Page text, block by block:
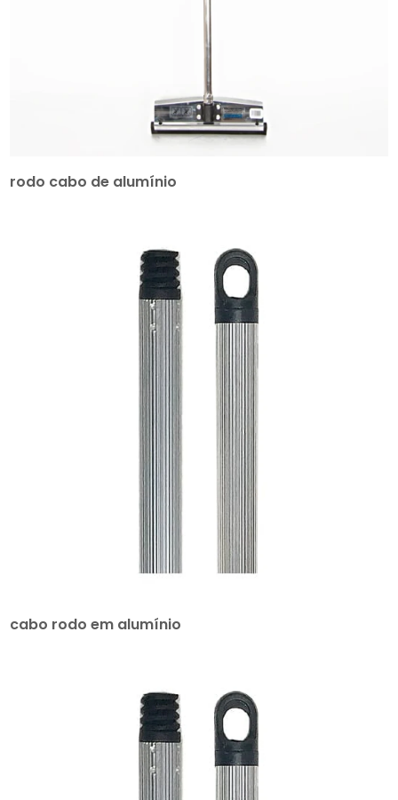
rodo cabo de alumínio
cabo rodo em alumínio